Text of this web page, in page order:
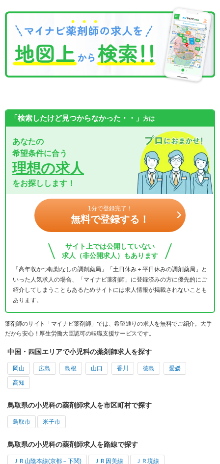
「検索したけど見つからなかった・・」 方は
あなたの
希望条件に合う
理想の求人
をお探しします！
1分で登録完了！
無料で登録する！
サイト上では公開していない
求人（非公開求人）もあります
「高年収かつ転勤なしの調剤薬局」「土日休み＋平日休みの調剤薬局」と
いった人気求人の場合、「マイナビ薬剤師」に登録済みの方に優先的にご
紹介してしまうこともあるためサイトには求人情報が掲載されないことも
あります。
薬剤師のサイト「マイナビ薬剤師」では、希望通りの求人を無料でご紹介。大手
だから安心！厚生労働大臣認可の転職支援サービスです。
中国・四国エリアで小児科の薬剤師求人を探す
岡山 広島 島根 山口 香川 徳島 愛媛
高知
鳥取県の小児科の薬剤師求人を市区町村で探す
鳥取市 米子市
鳥取県の小児科の薬剤師求人を路線で探す
ＪＲ山陰本線(京都－下関) ＪＲ因美線 ＪＲ境線